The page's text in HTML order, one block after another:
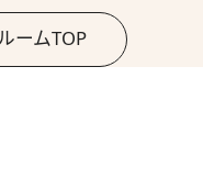
ームTOP